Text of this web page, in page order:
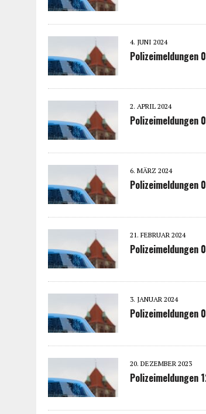
4. JUNI 2024
Polizeimeldungen
2. APRIL 2024
Polizeimeldungen
6. MÄRZ 2024
Polizeimeldungen
21. FEBRUAR 2024
Polizeimeldungen
3. JANUAR 2024
Polizeimeldungen
20. DEZEMBER 2023
Polizeimeldungen